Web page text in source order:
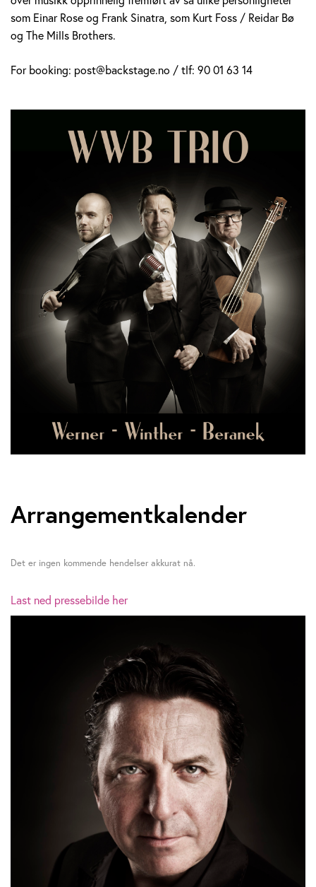
som Einar Rose og Frank Sinatra, som Kurt Foss / Reidar Bø
og The Mills Brothers.
For booking: post@backstage.no / tlf: 90 01 63 14
Arrangementkalender
Det er ingen kommende hendelser akkurat nå.
Last ned pressebilde her